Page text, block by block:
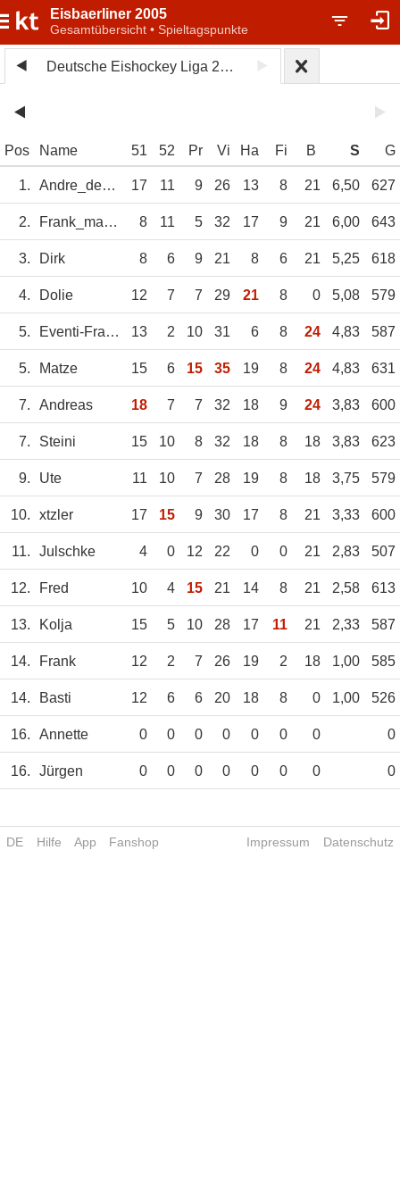
Eisbaerliner 2005
Gesamtübersicht • Spieltagspunkte
Deutsche Eishockey Liga 2024/25
Pos Name 51 52 Pr Vi Ha Fi B S G
1. Andre_der_Erste 17 11 9 26 13 8 21 6,50 627
2. Frank_ma_wieda 8 11 5 32 17 9 21 6,00 643
3. Dirk 8 6 9 21 8 6 21 5,25 618
4. Dolie 12 7 7 29 21 8 0 5,08 579
5. Eventi-Franky 13 2 10 31 6 8 24 4,83 587
5. Matze 15 6 15 35 19 8 24 4,83 631
7. Andreas 18 7 7 32 18 9 24 3,83 600
7. Steini 15 10 8 32 18 8 18 3,83 623
9. Ute 11 10 7 28 19 8 18 3,75 579
10. xtzler 17 15 9 30 17 8 21 3,33 600
11. Julschke 4 0 12 22 0 0 21 2,83 507
12. Fred 10 4 15 21 14 8 21 2,58 613
13. Kolja 15 5 10 28 17 11 21 2,33 587
14. Frank 12 2 7 26 19 2 18 1,00 585
14. Basti 12 6 6 20 18 8 0 1,00 526
16. Annette 0 0 0 0 0 0 0 0
16. Jürgen 0 0 0 0 0 0 0 0
DE Hilfe App Fanshop Impressum Datenschutz